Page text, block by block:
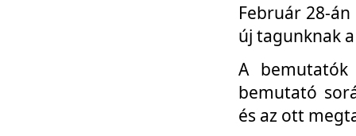
Február 28-
új tagunknak
A
bemutató
és az ott